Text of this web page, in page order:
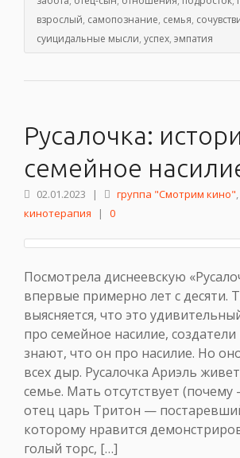
взрослый, самопознание, семья,
суицидальные мысли, успех, эмпатия
Русалочка:
семейное
02.01.2023 | группа "Смотрим кино",
кинотерапия
| 0
Посмотрела диснеевскую
впервые примерно лет с десяти.
выясняется, что это
про семейное насилие,
знают, что он про насилие. Но
всех дыр. Русалочка Ариэль
семье. Мать отсутствует
отец царь Тритон —
которому нравится
голый торс, […]